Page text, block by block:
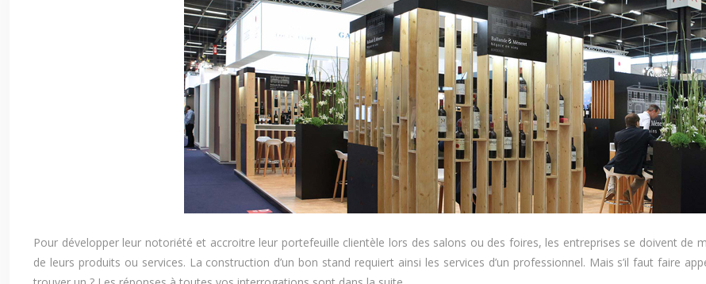
Pour développer leur notoriété et accroitre leur portefeuille clientèle lors des salons ou des foires, les entreprises se doivent de
de leurs produits ou services. La construction d’un bon stand requiert ainsi les services d’un professionnel. Mais s’il faut faire